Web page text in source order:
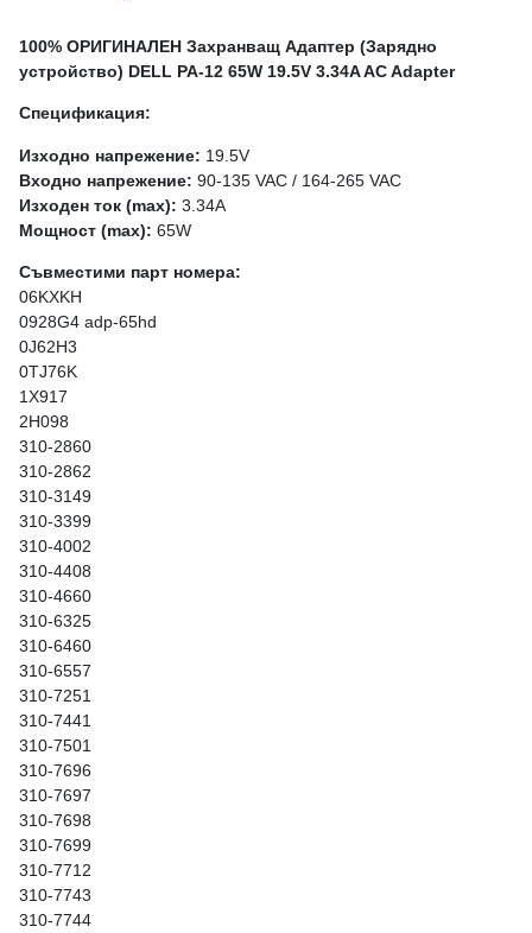
100% ОРИГИНАЛЕН Захранващ Адаптер (Зарядно
устройство) DELL PA-12 65W 19.5V 3.34A AC Adapter
Спецификация:
Изходно напрежение: 19.5V
Входно напрежение: 90-135 VAC / 164-265 VAC
Изходен ток (max): 3.34A
Мощност (max): 65W
Съвместими парт номера:
06KXKH
0928G4 adp-65hd
0J62H3
0TJ76K
1X917
2H098
310-2860
310-2862
310-3149
310-3399
310-4002
310-4408
310-4660
310-6325
310-6460
310-6557
310-7251
310-7441
310-7501
310-7696
310-7697
310-7698
310-7699
310-7712
310-7743
310-7744